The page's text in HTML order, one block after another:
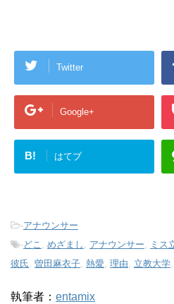
Twitter
Google+
B! はてブ
-アナウンサー
-どこ めざまし アナウンサー ミス
彼氏 曽田麻衣子 熱愛 理由 立教大学
執筆者： entamix